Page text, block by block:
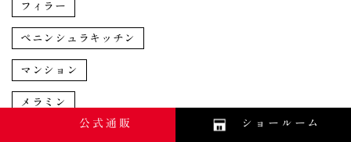
フィラー
ペニンシュラキッチン
マンション
メラミン
ショールーム
公式通販